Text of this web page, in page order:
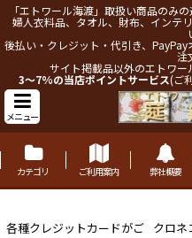
「エトワール海渡」取扱い商品のみ
婦人衣料品、タオル、財布、インテ
後払い・クレジット・代引き、
注
サイト掲載品以外のエトワー
3～7%の当店ポイントサービス(ご
メニュー
カテゴリ ご利用案内 弊社概要
各種クレジットカードがご クロネ